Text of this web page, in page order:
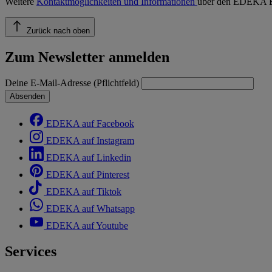
Zurück nach oben
Zum Newsletter anmelden
Deine E-Mail-Adresse (Pflichtfeld)
Absenden
EDEKA auf Facebook
EDEKA auf Instagram
EDEKA auf Linkedin
EDEKA auf Pinterest
EDEKA auf Tiktok
EDEKA auf Whatsapp
EDEKA auf Youtube
Services